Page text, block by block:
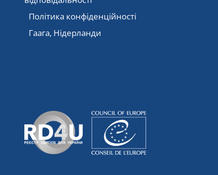
Політика конфіденційності
Гаага, Нідерланди